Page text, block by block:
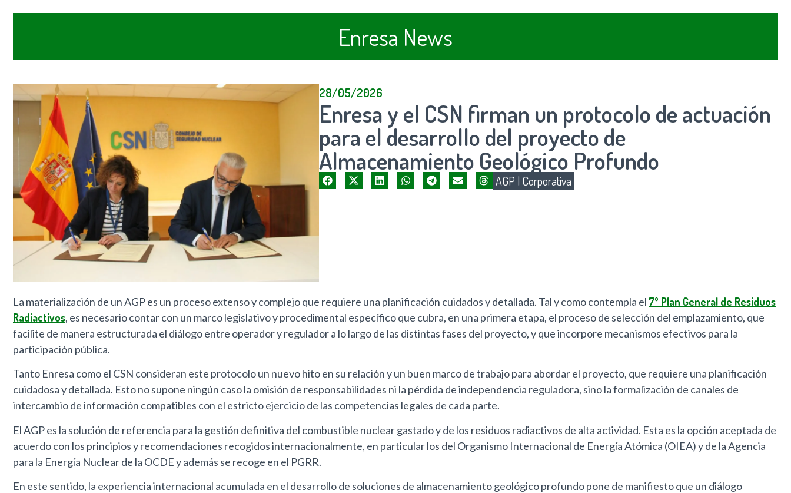
Enresa News
28/05/2026
Enresa y el CSN firman un protocolo de actuación
para el desarrollo del proyecto de
Almacenamiento Geológico Profundo
AGP | Corporativa
La materialización de un AGP es un proceso extenso y complejo que requiere una planificación cuidados y detallada. Tal y como contempla el 7º Plan General de Residuos
Radiactivos, es necesario contar con un marco legislativo y procedimental específico que cubra, en una primera etapa, el proceso de selección del emplazamiento, que
facilite de manera estructurada el diálogo entre operador y regulador a lo largo de las distintas fases del proyecto, y que incorpore mecanismos efectivos para la
participación pública.
Tanto Enresa como el CSN consideran este protocolo un nuevo hito en su relación y un buen marco de trabajo para abordar el proyecto, que requiere una planificación
cuidadosa y detallada. Esto no supone ningún caso la omisión de responsabilidades ni la pérdida de independencia reguladora, sino la formalización de canales de
intercambio de información compatibles con el estricto ejercicio de las competencias legales de cada parte.
El AGP es la solución de referencia para la gestión definitiva del combustible nuclear gastado y de los residuos radiactivos de alta actividad. Esta es la opción aceptada de
acuerdo con los principios y recomendaciones recogidos internacionalmente, en particular los del Organismo Internacional de Energía Atómica (OIEA) y de la Agencia
para la Energía Nuclear de la OCDE y además se recoge en el PGRR.
En este sentido, la experiencia internacional acumulada en el desarrollo de soluciones de almacenamiento geológico profundo pone de manifiesto que un diálogo